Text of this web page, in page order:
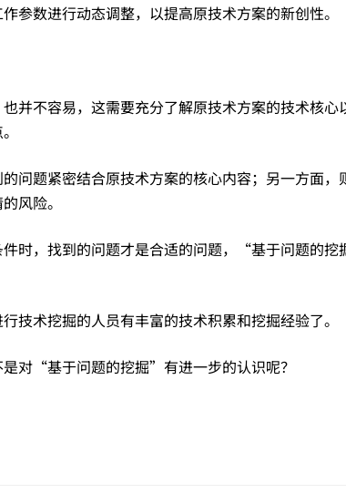
参数进行动态调整，以提高原技术方案的新创性。
并不容易，这需要充分了解原技术方案的技术核
问题紧密结合原技术方案的核心内容；另一方面
风险。
件时，找到的问题才是合适的问题，“基于问题的
技术挖掘的人员有丰富的技术积累和挖掘经验了。
对“基于问题的挖掘”有进一步的认识呢？